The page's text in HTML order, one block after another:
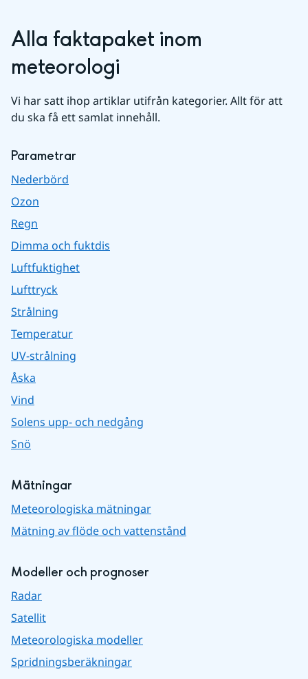
Alla faktapaket inom
meteorologi
Vi har satt ihop artiklar utifrån kategorier. Allt för att
du ska få ett samlat innehåll.
Parametrar
Nederbörd
Ozon
Regn
Dimma och fuktdis
Luftfuktighet
Lufttryck
Strålning
Temperatur
UV-strålning
Åska
Vind
Solens upp- och nedgång
Snö
Mätningar
Meteorologiska mätningar
Mätning av flöde och vattenstånd
Modeller och prognoser
Radar
Satellit
Meteorologiska modeller
Spridningsberäkningar